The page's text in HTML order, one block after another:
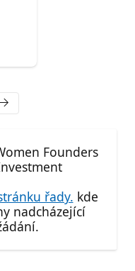
Founders
řady. kde
nadcházející